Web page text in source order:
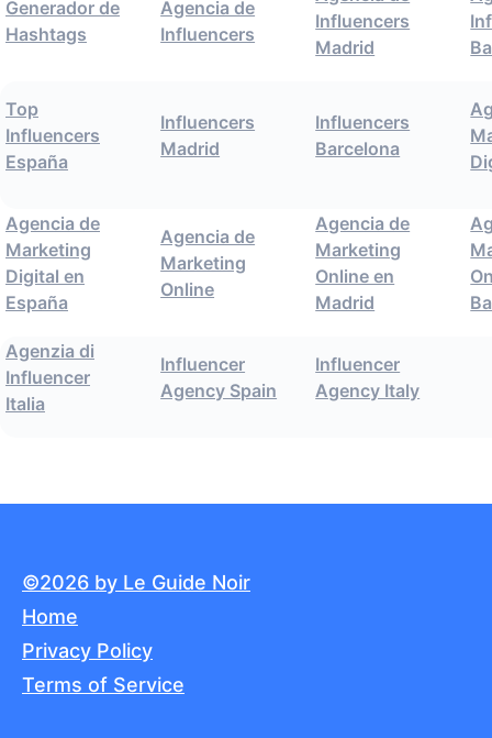
Generador de
Hashtags
Agencia de
Influencers
Influencers
Madrid
Top
Influencers
España
Influencers
Madrid
Influencers
Barcelona
Agencia de
Marketing
Digital en
España
Agencia de
Marketing
Online
Agencia de
Marketing
Online en
Madrid
Agenzia di
Influencer
Italia
Influencer
Agency Spain
Influencer
Agency Italy
©2026 by Le Guide Noir
Home
Privacy Policy
Terms of Service